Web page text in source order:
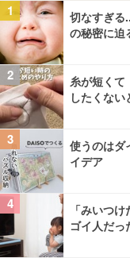
1
切なすぎる
の秘密に迫
2
糸が短くて
したくない
3
使うのはダ
イデア
4
「みいつ
ゴイ人だっ